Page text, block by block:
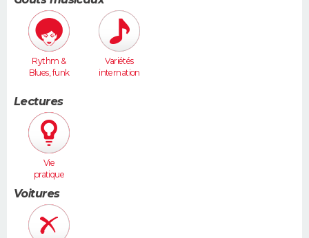
Rythm &
Blues, funk
Variétés
internation
Lectures
Vie
pratique
Voitures